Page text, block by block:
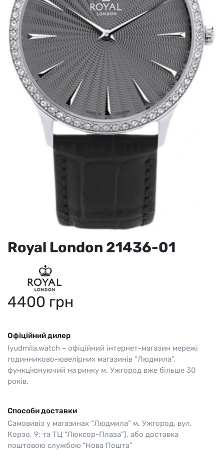
Royal London 21436-01
4400 грн
Офіційний дилер
lyudmila.watch – офіційний інтернет-магазин мережі
годинниково-ювелірних магазинів “Людмила”,
функціюнуючий на ринку м. Ужгород вже більше 30
років.
Способи доставки
Самовивіз у магазинах “Людмила” м. Ужгород, вул.
Корзо, 9; та ТЦ “Люксор-Плаза”), або доставка
поштовою службою “Нова Пошта”